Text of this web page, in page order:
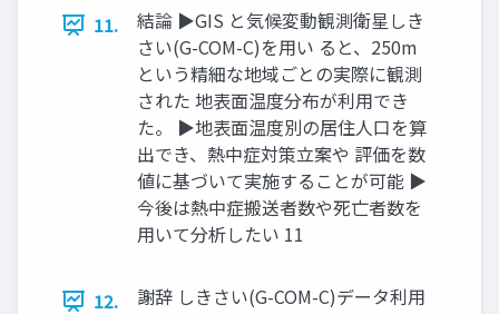
11.
結論 ▶GIS と気候変動観測衛星しき
さい(G-COM-C)を用い ると、250m
という精細な地域ごとの実際に観測
された 地表面温度分布が利用でき
た。 ▶地表面温度別の居住人口を算
出でき、熱中症対策立案や 評価を数
値に基づいて実施することが可能 ▶
今後は熱中症搬送者数や死亡者数を
用いて分析したい 11
12.
謝辞 しきさい(G-COM-C)データ利用